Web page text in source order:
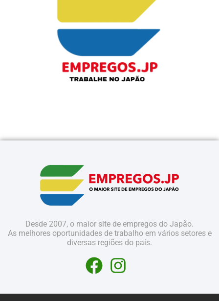
Desde 2007, o maior site de empregos do Japão.
As melhores oportunidades de trabalho em vários setores e
diversas regiões do país.